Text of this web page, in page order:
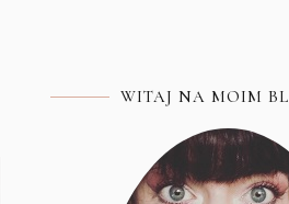
WITAJ NA MOIM